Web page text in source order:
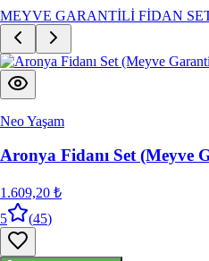
MEYVE GARANTİLİ FİDAN
Neo Yaşam
Aronya Fidanı Set (Meyve
1.609,20 ₺
5
(45)